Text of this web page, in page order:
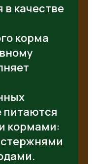
качестве
корма
питаются
кормами: